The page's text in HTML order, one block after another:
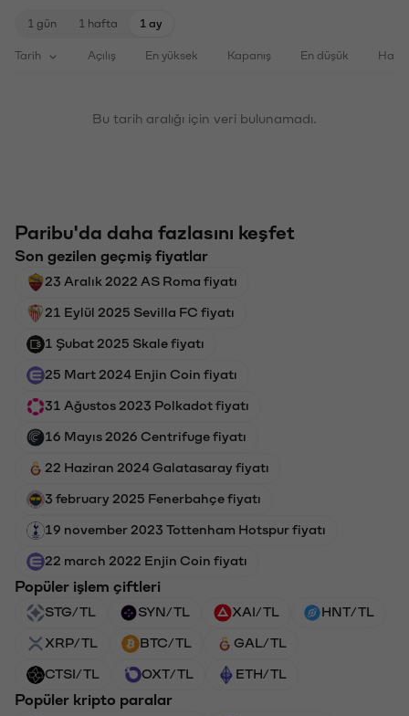
1 gün 1 hafta 1 ay
Tarih Açılış En yüksek Kapanış En düşük
Bu tarih aralığı için veri bulunamadı.
Paribu'da daha fazlasını keşfet
Son gezilen geçmiş fiyatlar
23 Aralık 2022 AS Roma fiyatı
21 Eylül 2025 Sevilla FC fiyatı
1 Şubat 2025 Skale fiyatı
25 Mart 2024 Enjin Coin fiyatı
31 Ağustos 2023 Polkadot fiyatı
16 Mayıs 2026 Centrifuge fiyatı
22 Haziran 2024 Galatasaray fiyatı
3 february 2025 Fenerbahçe fiyatı
19 november 2023 Tottenham Hotspur fiyatı
22 march 2022 Enjin Coin fiyatı
Popüler işlem çiftleri
STG/TL SYN/TL XAI/TL HNT/TL
XRP/TL BTC/TL GAL/TL
CTSI/TL OXT/TL ETH/TL
Popüler kripto paralar